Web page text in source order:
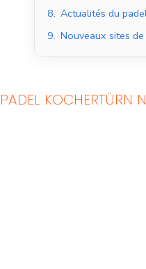
8. Actualités du
9. Nouveaux sites
PADEL KOCHERTÜRN